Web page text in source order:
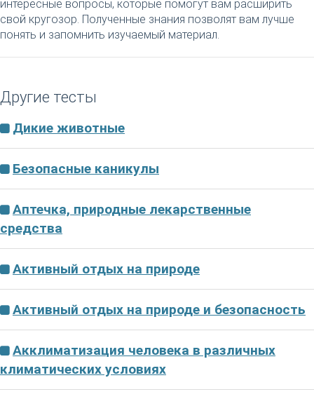
интересные вопросы, которые помогут вам расширить
свой кругозор. Полученные знания позволят вам лучше
понять и запомнить изучаемый материал.
Другие тесты
Дикие животные
Безопасные каникулы
Аптечка, природные лекарственные
средства
Активный отдых на природе
Активный отдых на природе и безопасность
Акклиматизация человека в различных
климатических условиях